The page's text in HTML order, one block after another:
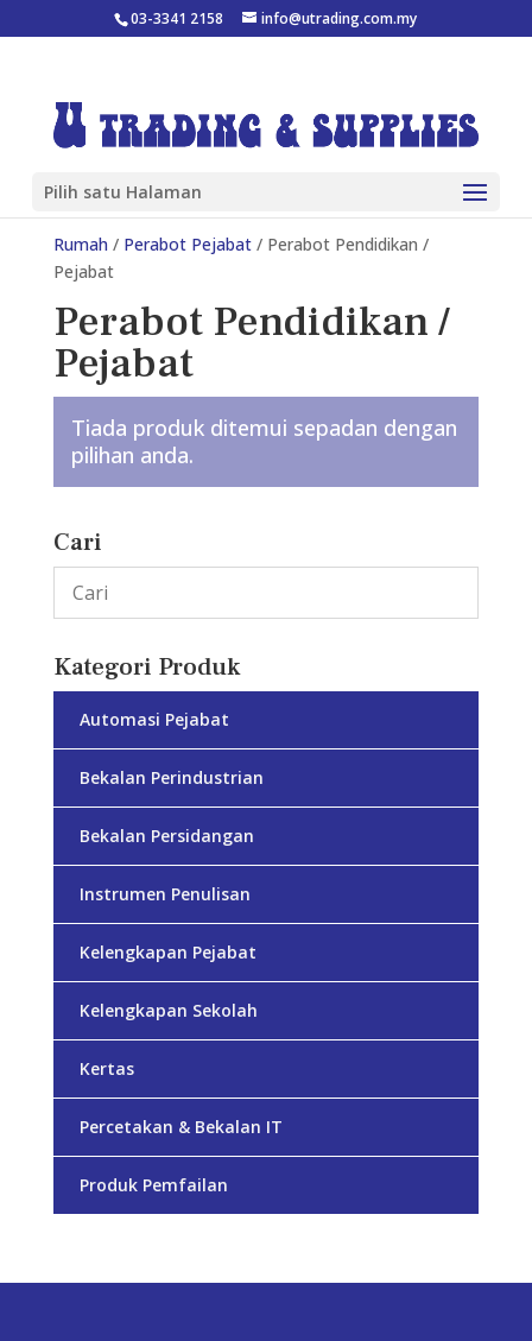
03-3341 2158 info@utrading.com.my
Pilih satu Halaman
Rumah / Perabot Pejabat/ Perabot Pendidikan /
Pejabat
Perabot Pendidikan /
Pejabat
Tiada produk ditemui sepadan dengan
pilihan anda.
Cari
Kategori Produk
Automasi Pejabat
Bekalan Perindustrian
Bekalan Persidangan
Instrumen Penulisan
Kelengkapan Pejabat
Kelengkapan Sekolah
Kertas
Percetakan & Bekalan IT
Produk Pemfailan